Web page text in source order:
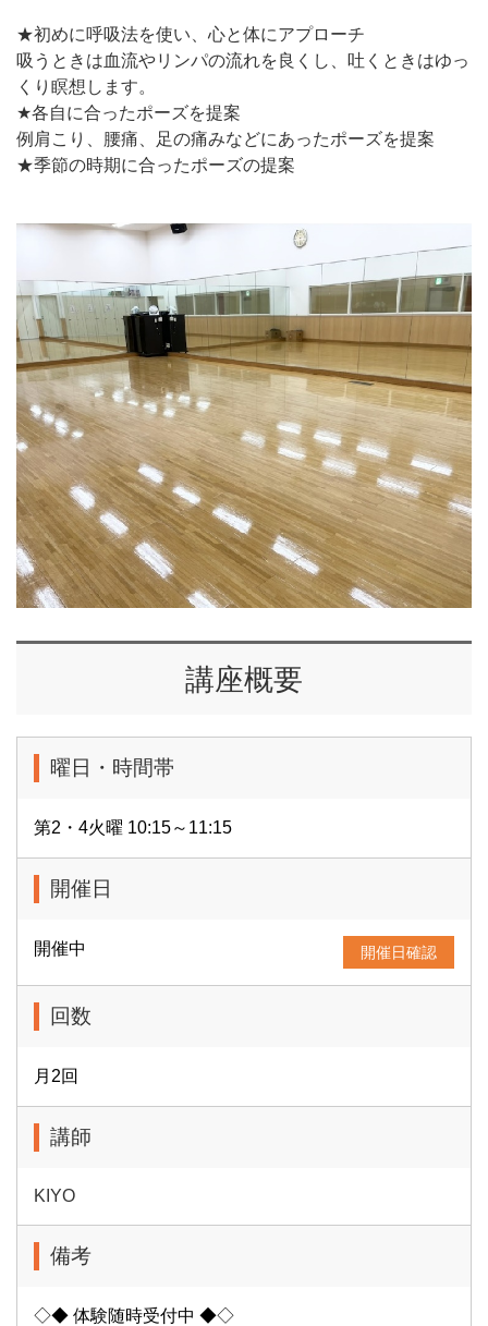
★初めに呼吸法を使い、心と体にアプローチ
吸うときは血流やリンパの流れを良くし、吐くときはゆっ
くり瞑想します。
★各自に合ったポーズを提案
例肩こり、腰痛、足の痛みなどにあったポーズを提案
★季節の時期に合ったポーズの提案
講座概要
曜日・時間帯
第2・4火曜 10:15～11:15
開催日
開催中 開催日確認
回数
月2回
講師
KIYO
備考
◇◆ 体験随時受付中 ◆◇